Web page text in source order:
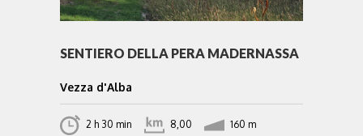
SENTIERO DELLA PERA MADERNASSA
Vezza d'Alba
2 h 30 min 8,00 160 m